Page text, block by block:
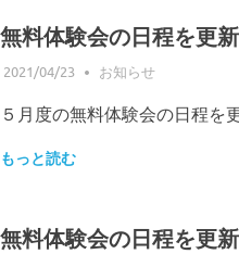
無料体験会の日程を更新
2021/04/23 ステムアップスクール
お知らせ
５月度の無料体験会の日程
もっと読む
無料体験会の日程を更新